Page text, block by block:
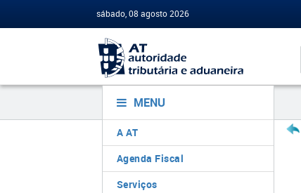
sábado, 08 agosto 2026
MENU
A AT
Agenda Fiscal
Serviços